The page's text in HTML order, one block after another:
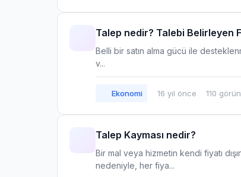
Talep nedir? Talebi Belirleyen
Belli bir satın alma gücü ile
v...
Ekonomi 16 yıl önce 110
Talep Kayması nedir?
Bir mal veya hizmetin kendi fiyatı
nedeniyle, her fiya...